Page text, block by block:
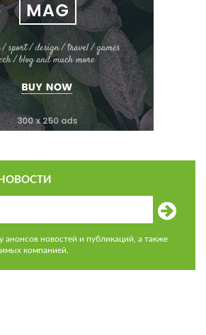
анонсов новостей и публикаций, а также
компанией.